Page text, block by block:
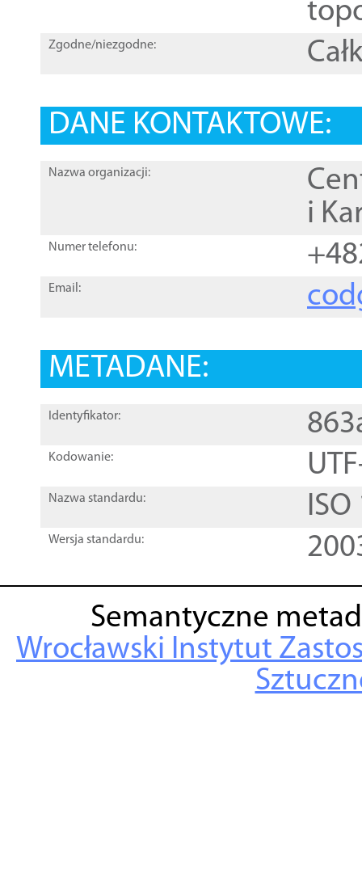
Zgodne/niezgodne:
DANE KONTAKTOWE:
Nazwa organizacji:
i
Numer telefonu:
Email:
METADANE:
Identyfikator:
Kodowanie:
Nazwa standardu:
Wersja standardu:
Semantyczne
Wrocławski Instytut